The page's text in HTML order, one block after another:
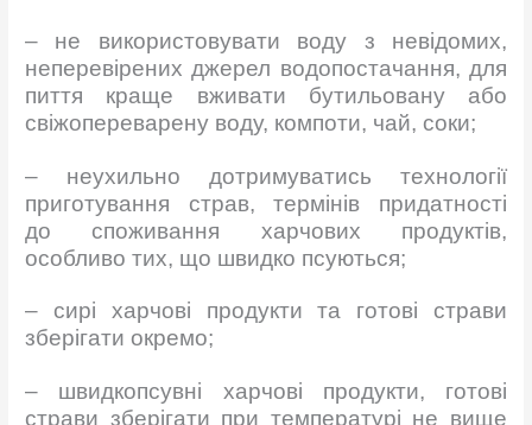
– не використовувати воду з невідомих,
неперевірених джерел водопостачання, для
пиття краще вживати бутильовану або
свіжопереварену воду, компоти, чай, соки;
– неухильно дотримуватись технології
приготування страв, термінів придатності
до споживання харчових продуктів,
особливо тих, що швидко псуються;
– сирі харчові продукти та готові страви
зберігати окремо;
– швидкопсувні харчові продукти, готові
страви зберігати при температурі не вище